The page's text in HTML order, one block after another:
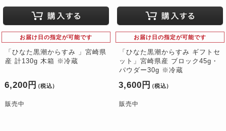
お届け日の指定が可能です
「ひなた黒潮からすみ 」宮崎県
産 計130g 木箱 ※冷蔵
6,200円 （税込）
販売中
お届け日の指定が可能です
「ひなた黒潮からすみ ギフトセ
ット」宮崎県産 ブロック45g・
パウダー30g ※冷蔵
3,600円 （税込）
販売中